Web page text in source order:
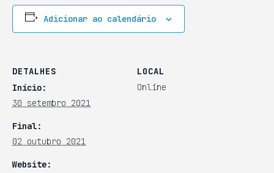
Adicionar ao calendário
DETALHES
Início:
30 setembro 2021
Final:
02 outubro 2021
Website:
LOCAL
Online